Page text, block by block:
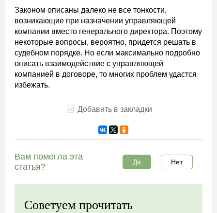
Законом описаны далеко не все тонкости,
возникающие при назначении управляющей
компании вместо генерального директора. Поэтому
некоторые вопросы, вероятно, придется решать в
судебном порядке. Но если максимально подробно
описать взаимодействие с управляющей
компанией в договоре, то многих проблем удастся
избежать.
Добавить в закладки
Вам помогла эта
статья?
Да Нет
Советуем прочитать